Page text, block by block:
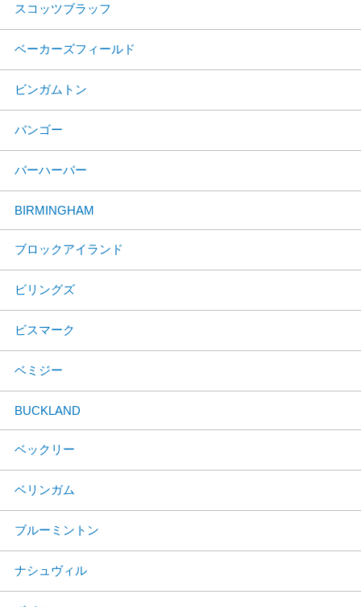
スコッツブラッフ
ベーカーズフィールド
ビンガムトン
バンゴー
バーハーバー
BIRMINGHAM
ブロックアイランド
ビリングズ
ビスマーク
ベミジー
BUCKLAND
ベックリー
ベリンガム
ブルーミントン
ナシュヴィル